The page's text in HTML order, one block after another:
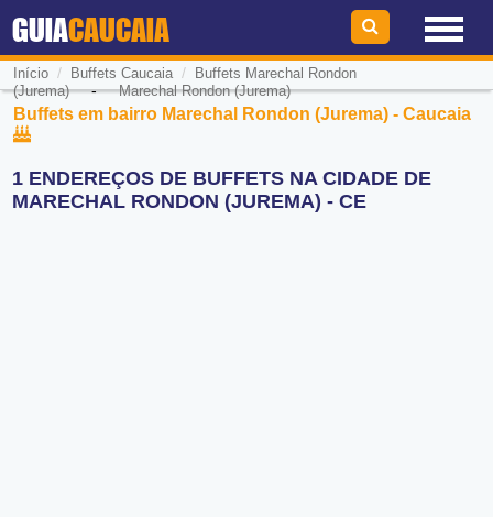
GUIACAUCAIA
Início / Buffets Caucaia/
Buffets Marechal Rondon
(Jurema)-Marechal Rondon (Jurema)
Buffets em bairro Marechal Rondon (Jurema) - Caucaia
1 ENDEREÇOS DE BUFFETS NA CIDADE DE
MARECHAL RONDON (JUREMA) - CE